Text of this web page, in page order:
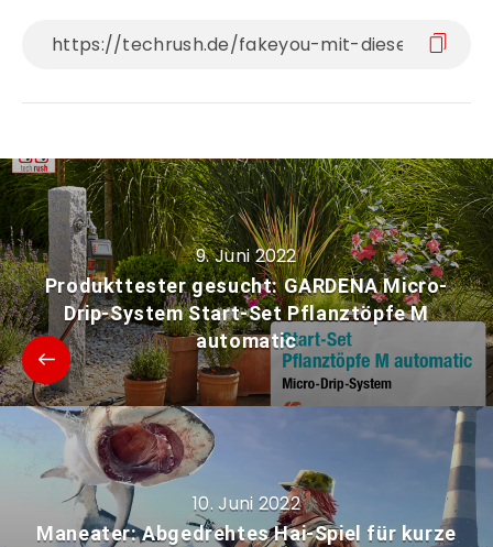
9. Juni 2022
Produkttester gesucht: GARDENA Micro-
Drip-System Start-Set Pflanztöpfe M
automatic
10. Juni 2022
Maneater: Abgedrehtes Hai-Spiel für kurze